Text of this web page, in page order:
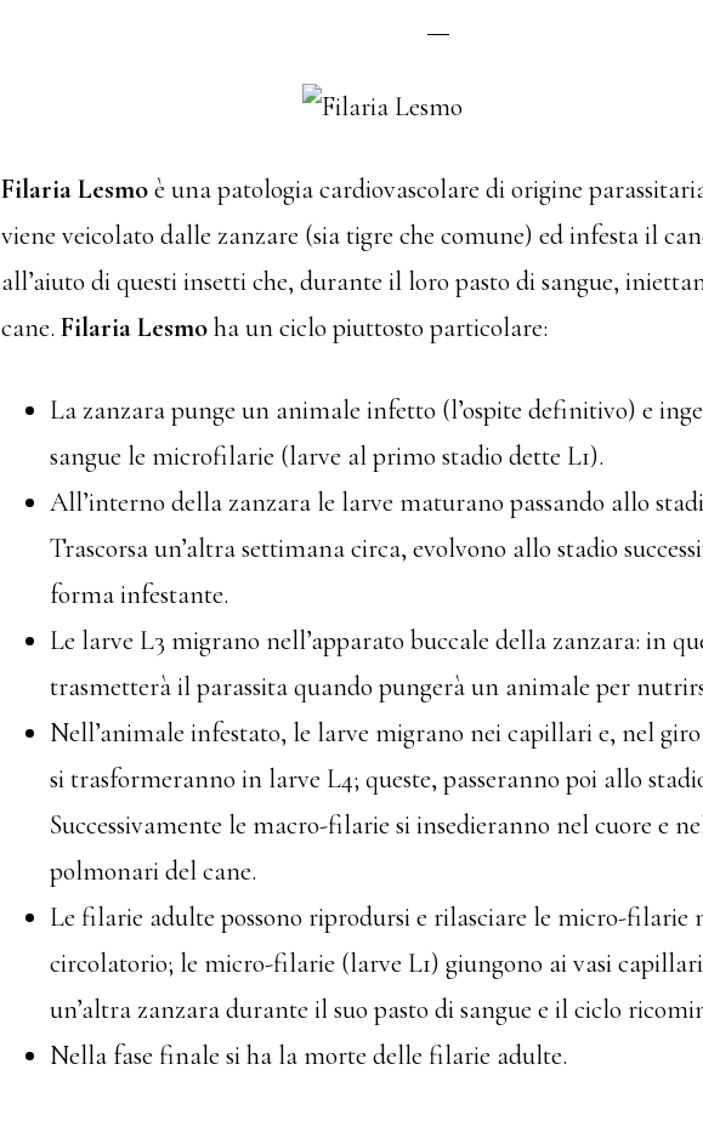
Filaria Lesmoè una patologia cardiovascolare di origine
viene veicolato dalle zanzare (sia tigre che comune) ed infesta il
all’aiuto di questi insetti che, durante il loro pasto di sangue,
cane. Filaria Lesmoha un ciclo piuttosto particolare:
La zanzara punge un animale infetto (l’ospite definitivo) e
sangue le microfilarie (larve al primo stadio dette L1).
All’interno della zanzara le larve maturano passando allo
Trascorsa un’altra settimana circa, evolvono allo stadio
forma infestante.
Le larve L3 migrano nell’apparato buccale della zanzara: in
trasmetterà il parassita quando pungerà un animale per
Nell’animale infestato, le larve migrano nei capillari e, nel
si trasformeranno in larve L4; queste, passeranno poi allo
Successivamente le macro-filarie si insedieranno nel cuore e
polmonari del cane.
Le filarie adulte possono riprodursi e rilasciare le micro-filarie
circolatorio; le micro-filarie (larve L1) giungono ai vasi
un’altra zanzara durante il suo pasto di sangue e il ciclo
Nella fase finale si ha la morte delle filarie adulte.